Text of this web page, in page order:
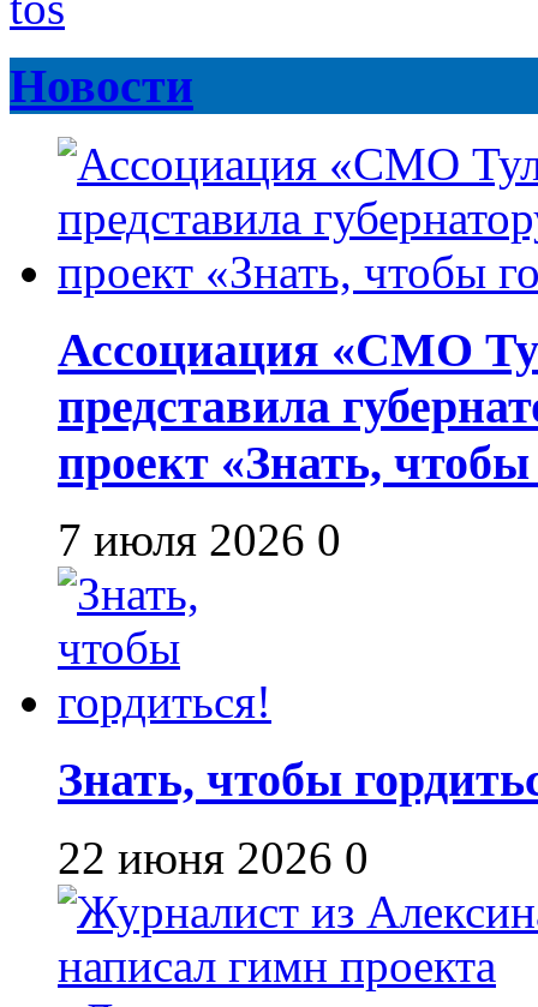
Новости
Ассоциация «СМО
представила
проект «Знать,
7 июля 2026 0
Знать, чтобы
22 июня 2026 0